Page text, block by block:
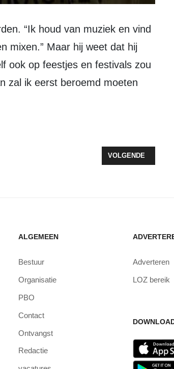
mixen.” Maar hij weet dat hij
ook op feestjes en festivals zou
zal ik eerst beroemd moeten
ARCHIEF MEERINZICHT NIET OP ORDE
VOLGENDE
VOLGENDE
ALGEMEEN
Bestuur
Organisatie
PBO
Contact
Ontvangst
Redactie
Adverteren
LOZ bereik